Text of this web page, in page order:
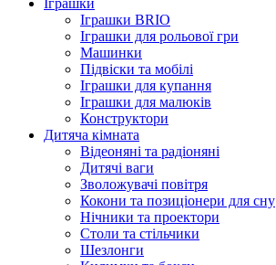
Іграшки
Іграшки BRIO
Іграшки для рольової гри
Машинки
Підвіски та мобілі
Іграшки для купання
Іграшки для малюків
Конструктори
Дитяча кімната
Відеоняні та радіоняні
Дитячі ваги
Зволожувачі повітря
Кокони та позиціонери для сну
Нічники та проектори
Столи та стільчики
Шезлонги